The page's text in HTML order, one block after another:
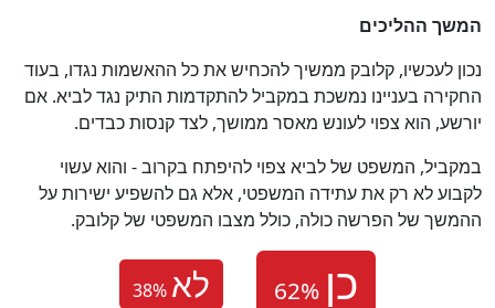
המשך ההליכים
נכון לעכשיו, קלובק ממשיך להכחיש את כל ההאשמות נגדו, בעוד
החקירה בעניינו נמשכת במקביל להתקדמות התיק נגד לביא. אם
יורשע, הוא צפוי לעונש מאסר ממושך, לצד קנסות כבדים.
במקביל, המשפט של לביא צפוי להיפתח בקרוב - והוא עשוי
לקבוע לא רק את עתידה המשפטי, אלא גם להשפיע ישירות על
ההמשך של הפרשה כולה, כולל מצבו המשפטי של קלובק.
38% לא